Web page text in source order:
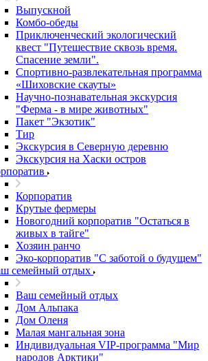
Выпускной
Комбо-обеды
Приключенческий экологический
квест "Путешествие сквозь время.
Спасение земли".
Спортивно-развлекательная программа
«Шиховские скауты»
Научно-познавательная экскурсия
"Ферма - в мире животных"
Пакет "Экзотик"
Тир
Экскурсия в Северную деревню
Экскурсия на Хаски остров
Корпоратив
Крутые фермеры
Новогодний корпоратив "Остаться в
живых в тайге"
Хозяин ранчо
Эко-корпоратив "С заботой о будущем"
семейный отдых
Ваш семейный отдых
Дом Альпака
Дом Оленя
Малая мангальная зона
Индивидуальная VIP-программа "Мир
народов Арктики"